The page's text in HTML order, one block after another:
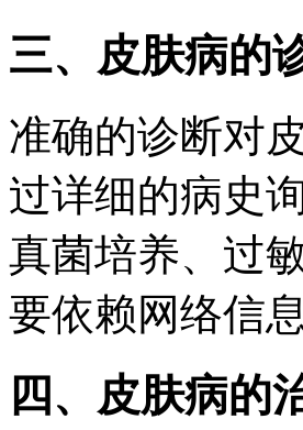
三、皮肤病的
准确的诊断对
过详细的病史
真菌培养、过
要依赖网络信
四、皮肤病的